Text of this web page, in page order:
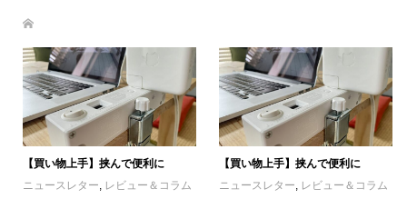
【買い物上手】挟んで便利に
ニュースレター, レビュー＆コラム
【買い物上手】挟んで便利に
ニュースレター, レビュー＆コラム